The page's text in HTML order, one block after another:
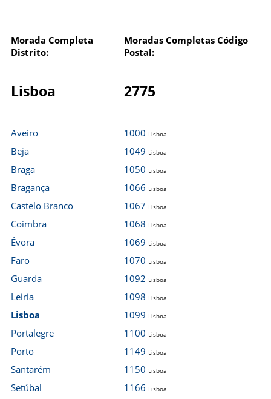
Morada Completa
Distrito:
Moradas Completas Código
Postal:
Lisboa 2775
Aveiro
Beja
Braga
Bragança
Castelo Branco
Coimbra
Évora
Faro
Guarda
Leiria
Lisboa
Portalegre
Porto
Santarém
Setúbal
1000 Lisboa
1049 Lisboa
1050 Lisboa
1066 Lisboa
1067 Lisboa
1068 Lisboa
1069 Lisboa
1070 Lisboa
1092 Lisboa
1098 Lisboa
1099 Lisboa
1100 Lisboa
1149 Lisboa
1150 Lisboa
1166 Lisboa